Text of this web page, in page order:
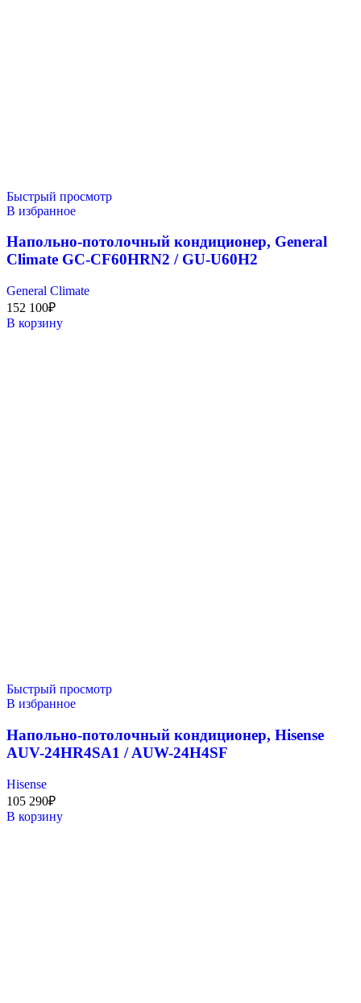
Быстрый просмотр
В избранное
Напольно-потолочный кондиционер, General
Climate GC-CF60HRN2 / GU-U60H2
General Climate
152 100₽
В корзину
Быстрый просмотр
В избранное
Напольно-потолочный кондиционер, Hisense
AUV-24HR4SA1 / AUW-24H4SF
Hisense
105 290₽
В корзину